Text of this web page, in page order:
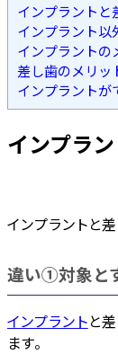
インプラントと
インプラント以
インプラントの
差し歯のメリッ
インプラントが
インプラ
インプラントと
違い➀対象と
インプラントと
ます。